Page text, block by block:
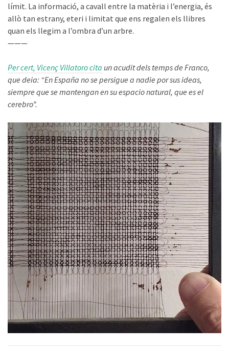
límit. La informació, a cavall entre la matèria i l’energia, és
allò tan estrany, eteri i limitat que ens regalen els llibres
quan els llegim a l’ombra d’un arbre.
———
Per cert, Vicenç Villatoro cita un acudit dels temps de Franco,
que deia: “En España no se persigue a nadie por sus ideas,
siempre que se mantengan en su espacio natural, que es el
cerebro”.